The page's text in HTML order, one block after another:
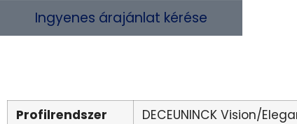
Ingyenes árajánlat kérése
Profilrendszer DECEUNINCK Vision/